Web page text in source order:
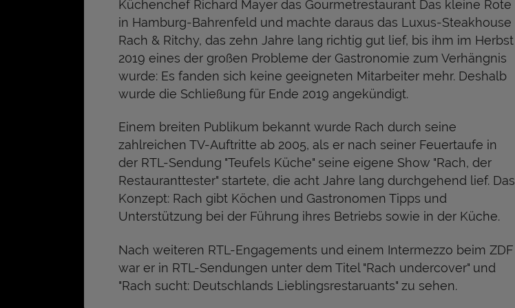
Küchenchef Richard Mayer das Gourmetrestaurant Das kleine Rote
in Hamburg-Bahrenfeld und machte daraus das Luxus-Steakhouse
Rach & Ritchy, das zehn Jahre lang richtig gut lief, bis ihm im Herbst
2019 eines der großen Probleme der Gastronomie zum Verhängnis
wurde: Es fanden sich keine geeigneten Mitarbeiter mehr. Deshalb
wurde die Schließung für Ende 2019 angekündigt.
Einem breiten Publikum bekannt wurde Rach durch seine
zahlreichen TV-Auftritte ab 2005, als er nach seiner Feuertaufe in
der RTL-Sendung "Teufels Küche" seine eigene Show "Rach, der
Restauranttester" startete, die acht Jahre lang durchgehend lief. Das
Konzept: Rach gibt Köchen und Gastronomen Tipps und
Unterstützung bei der Führung ihres Betriebs sowie in der Küche.
Nach weiteren RTL-Engagements und einem Intermezzo beim ZDF
war er in RTL-Sendungen unter dem Titel "Rach undercover" und
"Rach sucht: Deutschlands Lieblingsrestaruants" zu sehen.